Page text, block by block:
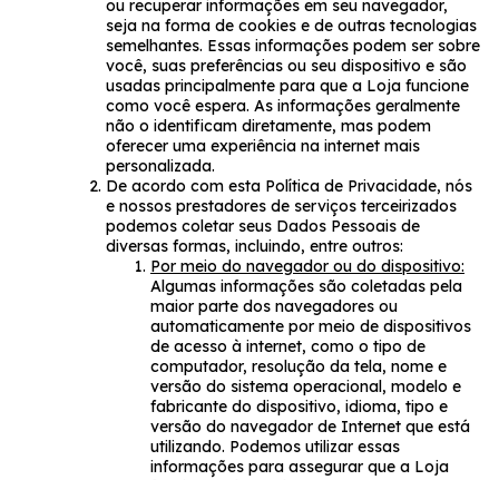
ou recuperar informações em seu navegador,
seja na forma de cookies e de outras tecnologias
semelhantes. Essas informações podem ser sobre
você, suas preferências ou seu dispositivo e são
usadas principalmente para que a Loja funcione
como você espera. As informações geralmente
não o identificam diretamente, mas podem
oferecer uma experiência na internet mais
personalizada.
De acordo com esta Política de Privacidade, nós
e nossos prestadores de serviços terceirizados
podemos coletar seus Dados Pessoais de
diversas formas, incluindo, entre outros:
Por meio do navegador ou do dispositivo:
Algumas informações são coletadas pela
maior parte dos navegadores ou
automaticamente por meio de dispositivos
de acesso à internet, como o tipo de
computador, resolução da tela, nome e
versão do sistema operacional, modelo e
fabricante do dispositivo, idioma, tipo e
versão do navegador de Internet que está
utilizando. Podemos utilizar essas
informações para assegurar que a Loja